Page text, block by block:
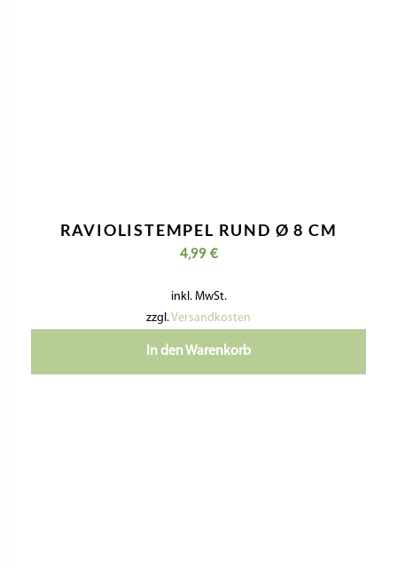
RAVIOLISTEMPEL RUND Ø 8 CM
4,99 €
inkl. MwSt.
zzgl.Versandkosten
In den Warenkorb